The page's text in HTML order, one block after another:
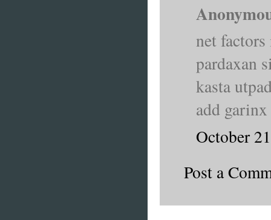
net
pardaxan
kasta
add garinx
October
Post a